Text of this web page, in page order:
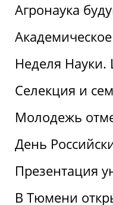
Агронаука
Неделя
Селекция и
Молодежь
День
Презентация
В Тюмени